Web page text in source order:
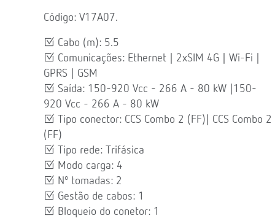
Código: V17A07.
Cabo (m): 5.5
Comunicações: Ethernet | 2xSIM 4G | Wi-Fi |
GPRS | GSM
Saída: 150-920 Vcc - 266 A - 80 kW |150-
920 Vcc - 266 A - 80 kW
Tipo conector: CCS Combo 2 (FF)| CCS Combo 2
(FF)
Tipo rede: Trifásica
Modo carga: 4
Nº tomadas: 2
Gestão de cabos: 1
Bloqueio do conetor: 1